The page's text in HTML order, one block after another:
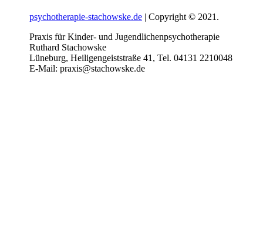
psychotherapie-stachowske.de | Copyright © 2021.
Praxis für Kinder- und Jugendlichenpsychotherapie
Ruthard Stachowske
Lüneburg, Heiligengeiststraße 41, Tel. 04131 2210048
E-Mail: praxis@stachowske.de